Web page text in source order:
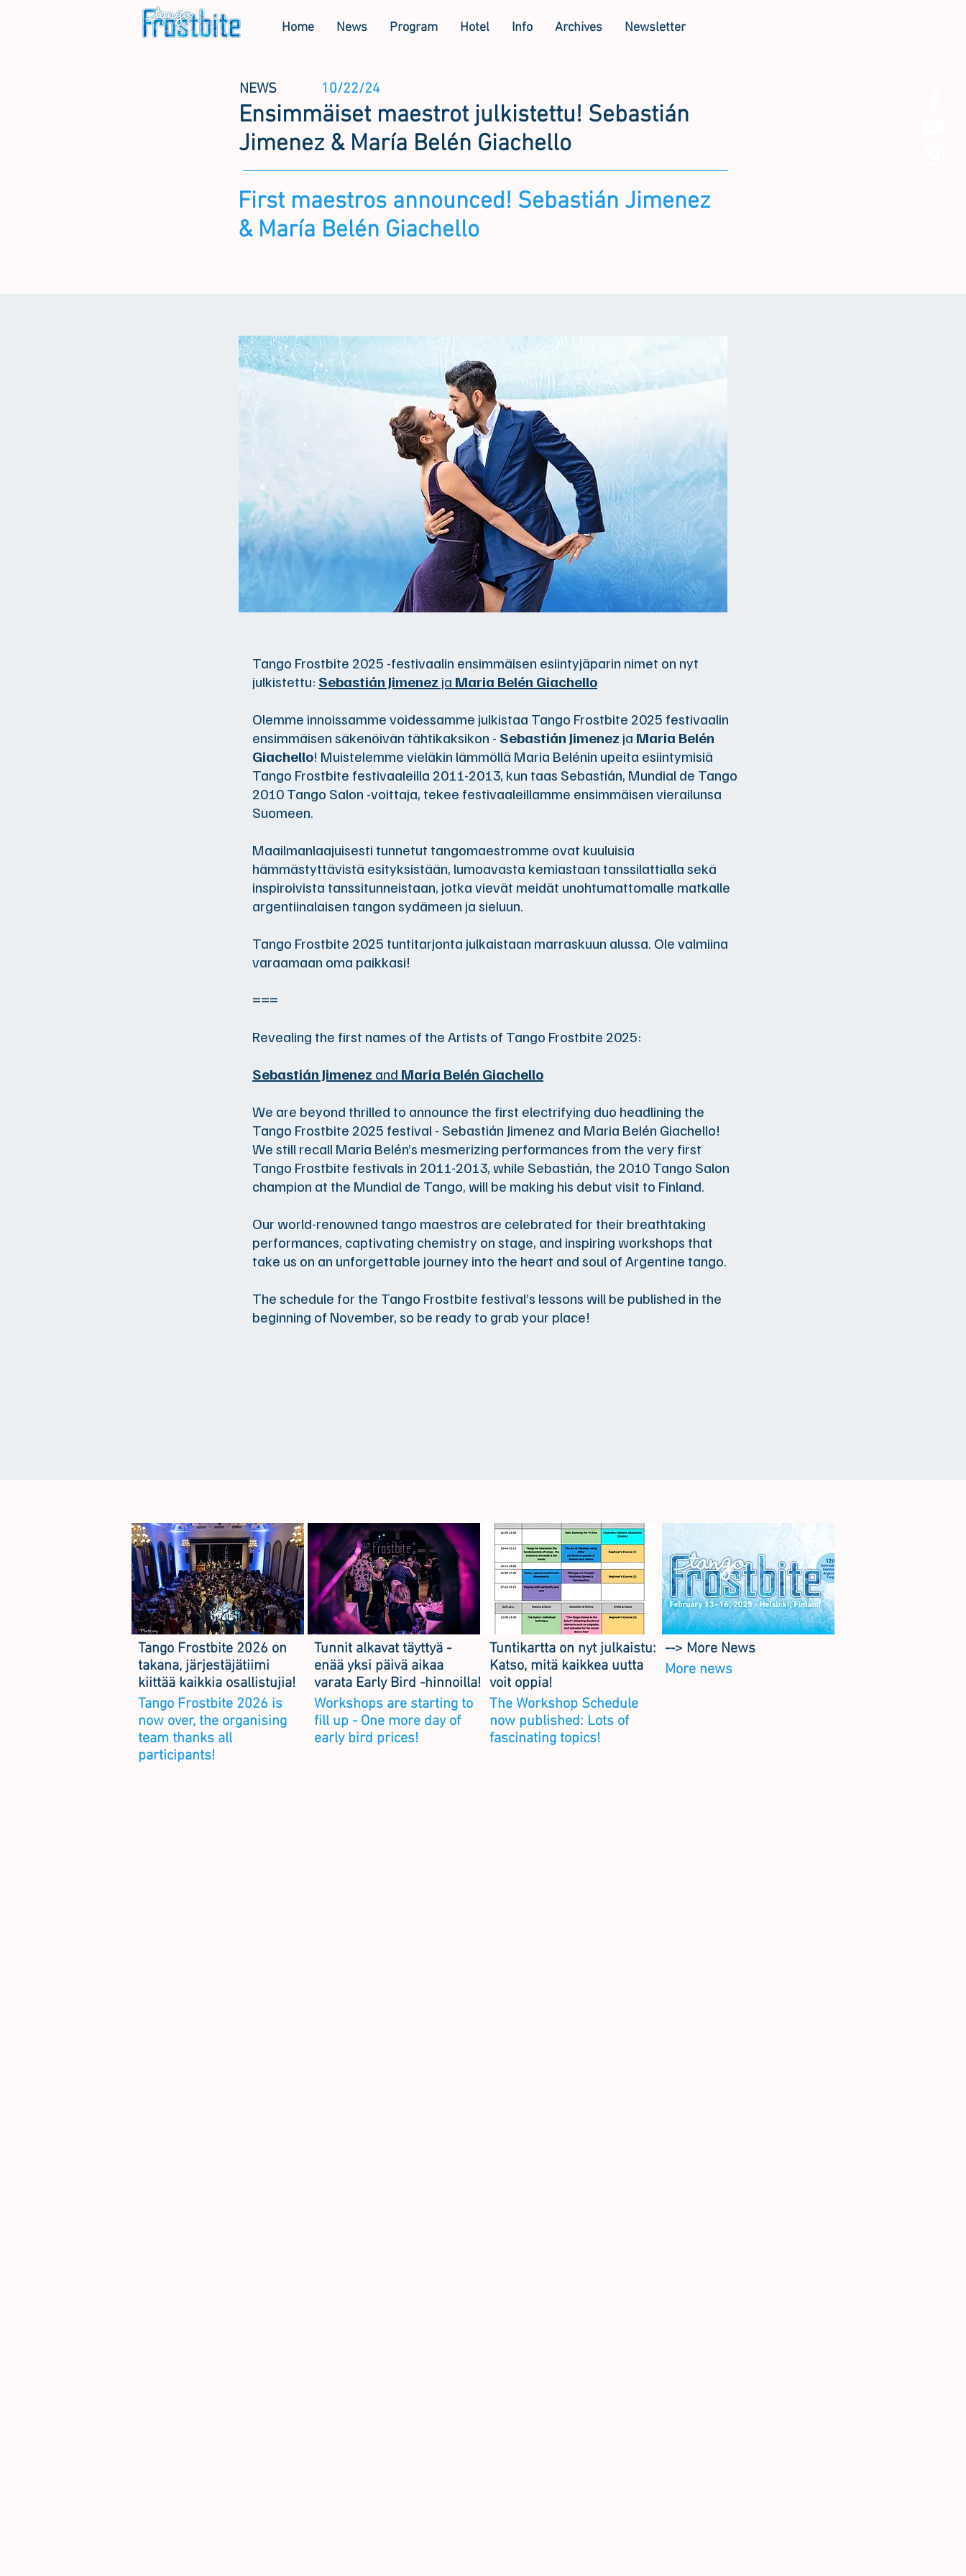
Home News Program Hotel Info Archives Newsletter
NEWS 10/22/24
Ensimmäiset maestrot julkistettu! Sebastián
Jimenez & María Belén Giachello
First maestros announced! Sebastián Jimenez
& María Belén Giachello
Tango Frostbite 2025 -festivaalin ensimmäisen esiintyjäparin nimet on nyt
julkistettu: Sebastián Jimenez ja Maria Belén Giachello
Olemme innoissamme voidessamme julkistaa Tango Frostbite 2025 festivaalin
ensimmäisen säkenöivän tähtikaksikon - Sebastián Jimenez ja Maria Belén
Giachello! Muistelemme vieläkin lämmöllä Maria Belénin upeita esiintymisiä
Tango Frostbite festivaaleilla 2011-2013, kun taas Sebastián, Mundial de Tango
2010 Tango Salon -voittaja, tekee festivaaleillamme ensimmäisen vierailunsa
Suomeen.
Maailmanlaajuisesti tunnetut tangomaestromme ovat kuuluisia
hämmästyttävistä esityksistään, lumoavasta kemiastaan tanssilattialla sekä
inspiroivista tanssitunneistaan, jotka vievät meidät unohtumattomalle matkalle
argentiinalaisen tangon sydämeen ja sieluun.
Tango Frostbite 2025 tuntitarjonta julkaistaan marraskuun alussa. Ole valmiina
varaamaan oma paikkasi!
===
Revealing the first names of the Artists of Tango Frostbite 2025:
Sebastián Jimenez and Maria Belén Giachello
We are beyond thrilled to announce the first electrifying duo headlining the
Tango Frostbite 2025 festival - Sebastián Jimenez and Maria Belén Giachello!
We still recall Maria Belén’s mesmerizing performances from the very first
Tango Frostbite festivals in 2011-2013, while Sebastián, the 2010 Tango Salon
champion at the Mundial de Tango, will be making his debut visit to Finland.
Our world-renowned tango maestros are celebrated for their breathtaking
performances, captivating chemistry on stage, and inspiring workshops that
take us on an unforgettable journey into the heart and soul of Argentine tango.
The schedule for the Tango Frostbite festival’s lessons will be published in the
beginning of November, so be ready to grab your place!
Tango Frostbite 2026 on
takana, järjestäjätiimi
kiittää kaikkia osallistujia!
Tango Frostbite 2026 is
now over, the organising
team thanks all
participants!
Tunnit alkavat täyttyä -
enää yksi päivä aikaa
varata Early Bird -hinnoilla!
Workshops are starting to
fill up - One more day of
early bird prices!
Tuntikartta on nyt julkaistu:
Katso, mitä kaikkea uutta
voit oppia!
The Workshop Schedule
now published: Lots of
fascinating topics!
--> More News
More news